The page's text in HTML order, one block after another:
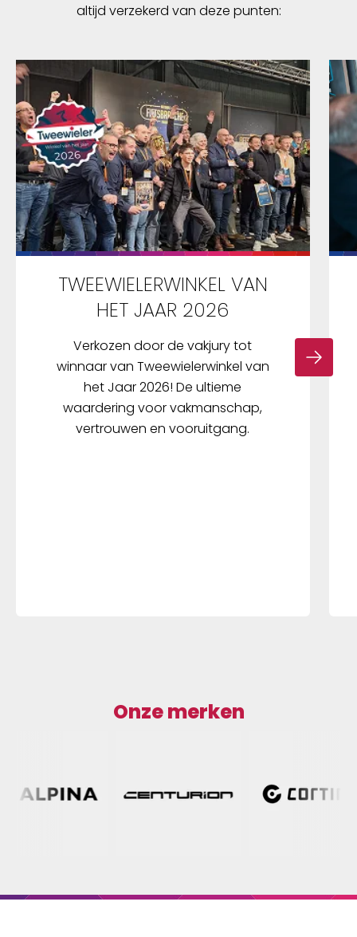
altijd verzekerd van deze punten:
TWEEWIELERWINKEL VAN
HET JAAR 2026
Verkozen door de vakjury tot
winnaar van Tweewielerwinkel van
het Jaar 2026! De ultieme
waardering voor vakmanschap,
vertrouwen en vooruitgang.
Onze merken